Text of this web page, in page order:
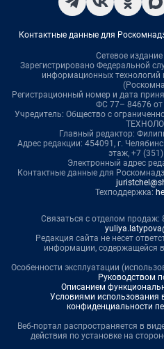
Контактные данные для
Сетевое
Зарегистрировано Федеральной
информационных
Регистрационный номер и дата
ФС 77– 84676 от
Учредитель: Общество с
Главный редактор:
Адрес редакции: 454091, г.
этаж, +7
Электронный адрес
Контактные данные для
Техподдержка:
Связаться с отделом продаж:
Редакция сайта не несет
информации, содержащейся
Особенности эксплуатации
Руководством
Описанием
Условиями использования
конфиденциальности
Веб-портал распространяется в
действия по установке на